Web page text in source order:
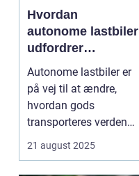
Hvordan
autonome lastbiler
udfordrer
traditionel logistik
Autonome lastbiler er
på vej til at ændre,
hvordan gods
transporteres verden
21 august 2025